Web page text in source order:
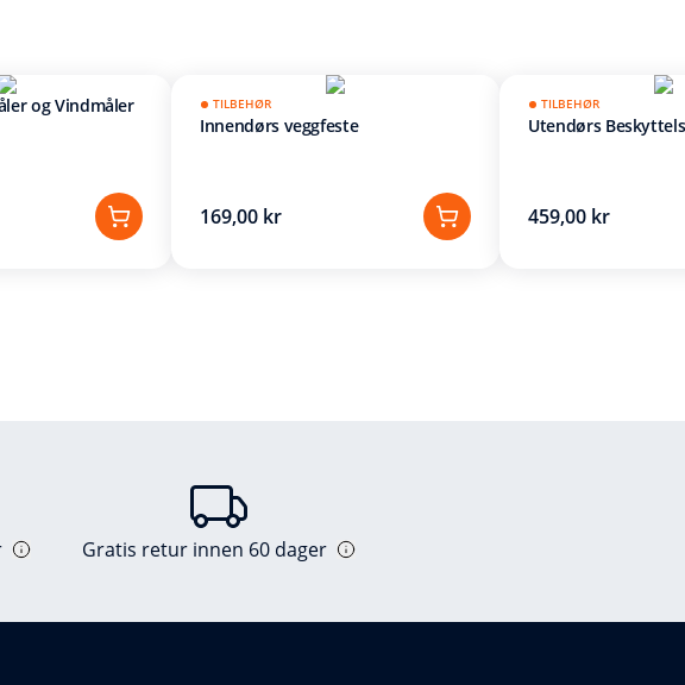
og Vindmåler TILBEHØR
Innendørs veggfeste
169,00 kr
TILBEHØR
Utendørs
459,00 kr
Gratis retur innen 60 dager